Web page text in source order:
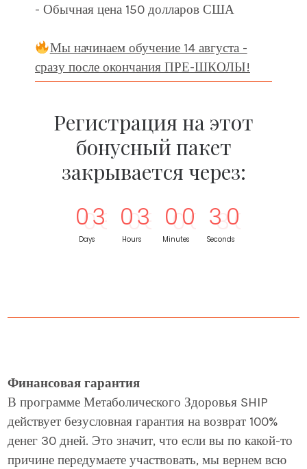
- Обычная цена 150 долларов США
Мы начинаем обучение 14 августа -
сразу после окончания ПРЕ-ШКОЛЫ!
Регистрация на этот
бонусный пакет
закрывается через:
03
Days
03
Hours
0 0
Minutes
2 9
Seconds
Финансовая гарантия
В программе Метаболического Здоровья SHIP
действует безусловная гарантия на возврат 100%
денег 30 дней. Это значит, что если вы по какой-то
причине передумаете участвовать, мы вернем всю